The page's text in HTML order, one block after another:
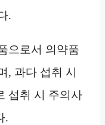
.
으로서 의약품
, 과다 섭취 시
섭취 시 주의사
.